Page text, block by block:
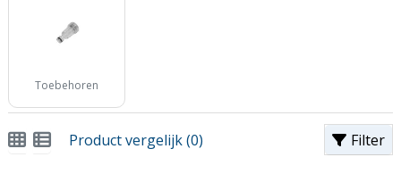
Toebehoren
Filter
Product vergelijk (0)